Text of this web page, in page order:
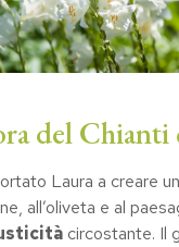
del
Laura a creare
all’oliveta e al
circostante. Il